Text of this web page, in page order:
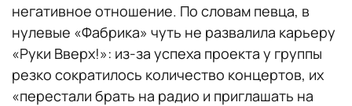
негативное отношение. По словам певца, в
нулевые «Фабрика» чуть не развалила карьеру
«Руки Вверх!»: из-за успеха проекта у группы
резко сократилось количество концертов, их
«перестали брать на радио и приглашать на